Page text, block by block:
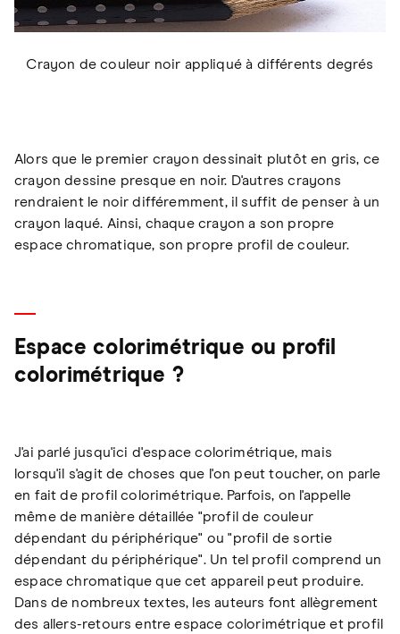
Crayon de couleur noir appliqué à différents degrés
Alors que le premier crayon dessinait plutôt en gris, ce
crayon dessine presque en noir. D'autres crayons
rendraient le noir différemment, il suffit de penser à un
crayon laqué. Ainsi, chaque crayon a son propre
espace chromatique, son propre profil de couleur.
Espace colorimétrique ou profil
colorimétrique ?
J'ai parlé jusqu'ici d'espace colorimétrique, mais
lorsqu'il s'agit de choses que l'on peut toucher, on parle
en fait de profil colorimétrique. Parfois, on l'appelle
même de manière détaillée "profil de couleur
dépendant du périphérique" ou "profil de sortie
dépendant du périphérique". Un tel profil comprend un
espace chromatique que cet appareil peut produire.
Dans de nombreux textes, les auteurs font allègrement
des allers-retours entre espace colorimétrique et profil